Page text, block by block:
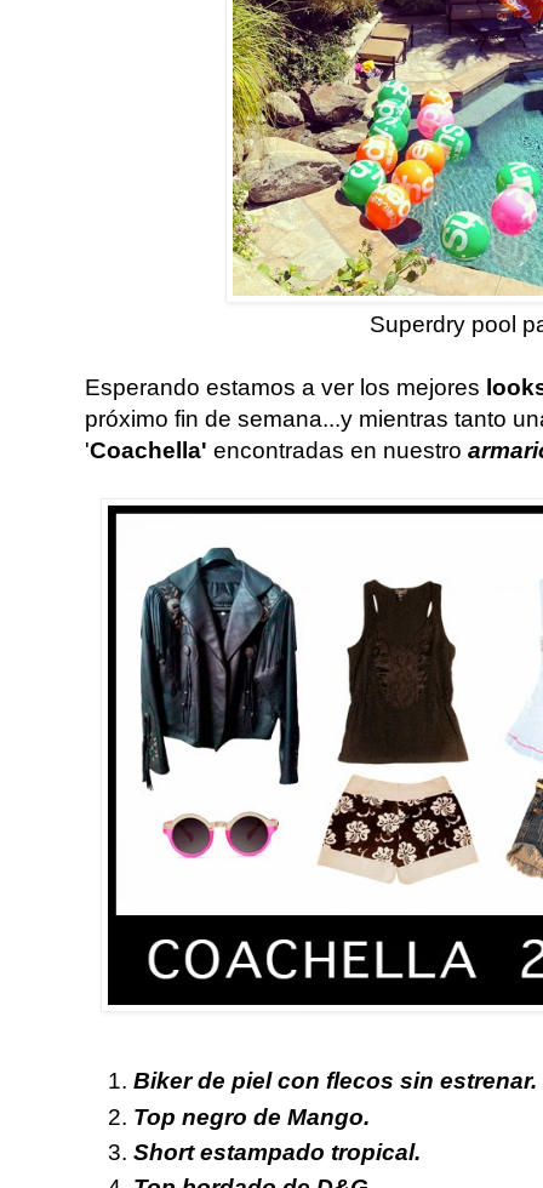
Superdry pool
Esperando estamos a ver los mejores
próximo fin de semana...y mientras tanto
'Coachella' encontradas en nuestro
Biker de piel con flecos sin estrenar.
Top negro de Mango.
Short estampado tropical.